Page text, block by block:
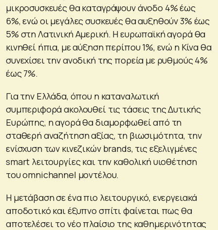
μικροσυσκευές θα καταγράψουν άνοδο 4% έως
6%, ενώ οι μεγάλες συσκευές θα αυξηθούν 3% έως
5% στη Λατινική Αμερική. Η ευρωπαϊκή αγορά θα
κινηθεί ήπια, με αύξηση περίπου 1%, ενώ η Κίνα θα
συνεχίσει την ανοδική της πορεία με ρυθμούς 4%
έως 7%.
Για την Ελλάδα, όπου η καταναλωτική
συμπεριφορά ακολουθεί τις τάσεις της Δυτικής
Ευρώπης, η αγορά θα διαμορφωθεί από τη
σταθερή αναζήτηση αξίας, τη βιωσιμότητα, την
ενίσχυση των κινεζικών brands, τις εξελιγμένες
smart λειτουργίες και την καθολική υιοθέτηση
του omnichannel μοντέλου.
Η μετάβαση σε ένα πιο λειτουργικό, ενεργειακά
αποδοτικό και έξυπνο σπίτι φαίνεται πως θα
αποτελέσει το νέο πλαίσιο της καθημερινότητας